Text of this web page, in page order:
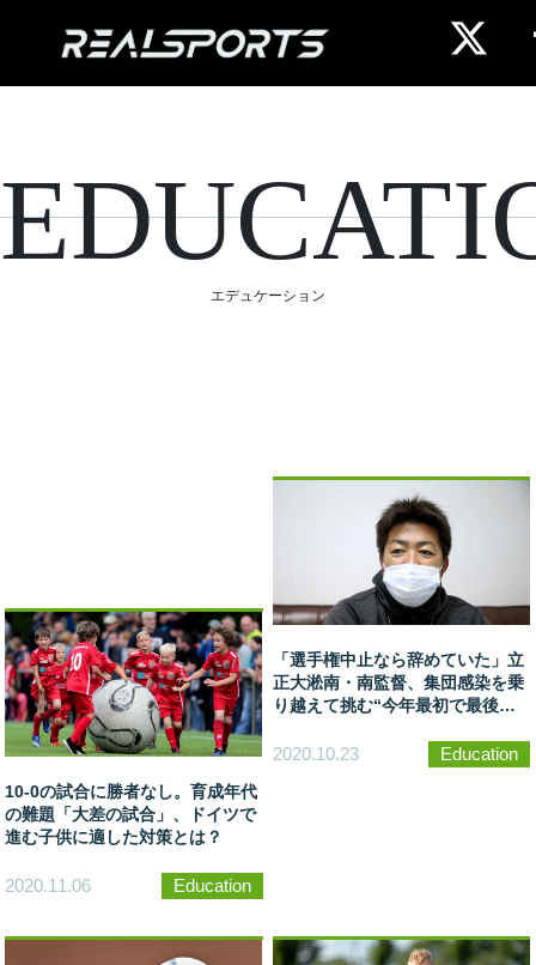
エデュケーション
10-0の試合に勝者なし。育成年代
の難題「大差の試合」、ドイツで
進む子供に適した対策とは？
2020.11.06 Education
「選手権中止なら辞めていた」立
正大淞南・南監督、集団感染を乗
り越えて挑む“今年最初で最後の
2020.10.23 Education